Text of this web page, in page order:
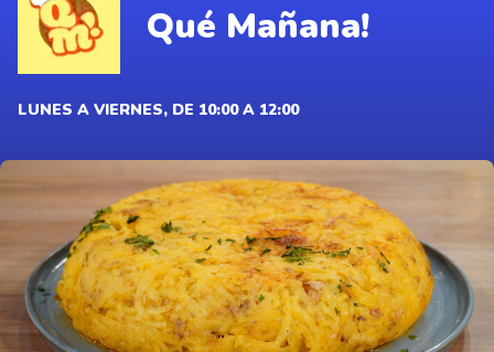
Qué Mañana!
LUNES A VIERNES, DE 10:00 A 12:00